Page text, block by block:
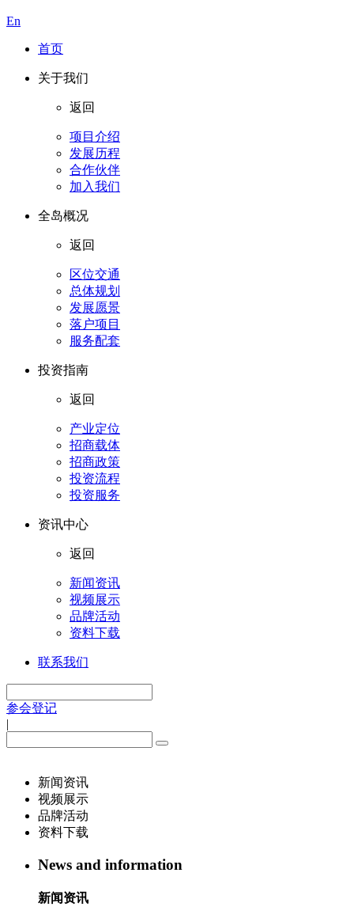
En
首页
关于我们
返回
项目介绍
发展历程
合作伙伴
加入我们
全岛概况
返回
区位交通
总体规划
发展愿景
落户项目
服务配套
投资指南
返回
产业定位
招商载体
招商政策
投资流程
投资服务
资讯中心
返回
新闻资讯
视频展示
品牌活动
资料下载
联系我们
参会登记
|
新闻资讯
视频展示
品牌活动
资料下载
News and information
新闻资讯